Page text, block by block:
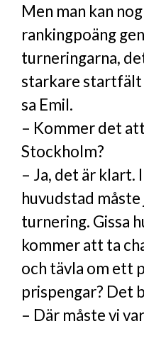
Men man kan
rankingpoäng
turneringarna,
starkare startfält
sa Emil.
– Kommer det
Stockholm?
– Ja, det är klart.
huvudstad måste
turnering. Gissa
kommer att ta
och tävla om ett
prispengar? Det
– Där måste vi